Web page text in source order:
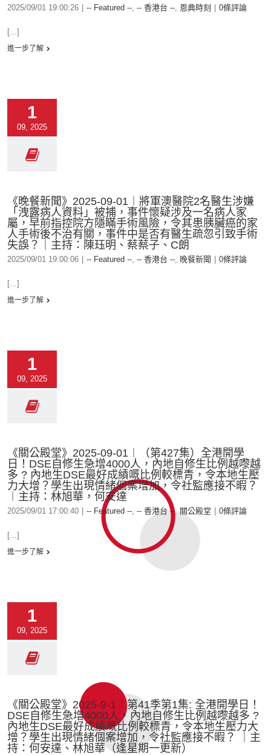
2025/09/01 19:00:26 -- Featured --, -- 香港台 --, 恩典時刻 0條評論
[...]
進一步了解
1
09, 2025
《晚餐新聞》2025-09-01︱將軍澳醫院2名醫生涉嫌
「洩露病人資料」被捕，事件懷疑涉及一名病人家
屬，早前指控院方隱瞞手術風險，令其患胰臟癌的家
人手術後不治有關，事件中是否有醫生疏忽引致手術
失誤？｜主持：陳珏明、蔡蔡子、C朗
2025/09/01 19:00:06 -- Featured --, -- 香港台 --, 晚餐新聞 0條評論
[...]
進一步了解
1
09, 2025
《關公殿堂》2025-09-01︱（第427集）全港開學
日！DSE自修生急增4000人，內地自修生比例越嚟越
多 ? 內地生DSE最好成績嘅比例較標青，令本地生壓
力大增？學生出現情緒個案增加，令社監應接不暇？
︱主持：林旭華，何安達
2025/09/01 17:00:40 -- Featured --, -- 香港台 --,關公殿堂 0條評論
[...]
進一步了解
1
09, 2025
《關公殿堂》2025-9-1︱第41季第1集: 全港開學日！
DSE自修生急增4000人，內地自修生比例越嚟越多 ?
內地生DSE最好成績嘅比例較標青，令本地生壓力大
增？學生出現情緒個案增加，令社監應接不暇？ ｜主
持：何安達、林旭華（逢星期一更新）